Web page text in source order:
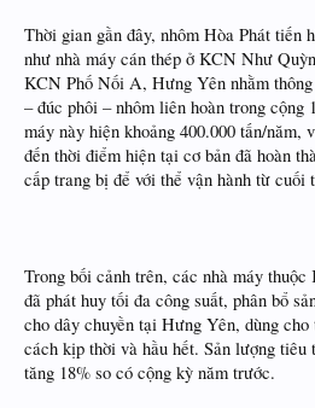
Thời gian gần đây, nhôm Hòa Phát tiến
như nhà máy cán thép ở KCN Như
KCN Phố Nối A, Hưng Yên nhằm
– đúc phôi – nhôm liên hoàn trong cộng
máy này hiện khoảng 400.000 tấn/năm,
đến thời điểm hiện tại cơ bản đã hoàn
cấp trang bị để với thể vận hành từ cuối
Trong bối cảnh trên, các nhà máy
đã phát huy tối đa công suất, phân bổ
cho dây chuyền tại Hưng Yên, dùng
cách kịp thời và hầu hết. Sản lượng tiêu
tăng 18% so có cộng kỳ năm trước.